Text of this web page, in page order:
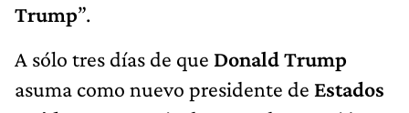
Trump”.
A sólo tres días de que Donald Trump
asuma como nuevo presidente de Estados